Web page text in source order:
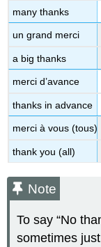
many thanks
un grand merci
a big thanks
merci d’avance
thanks in advance
merci à vous (tous)
thank you (all)
Note
To say “No
sometimes just